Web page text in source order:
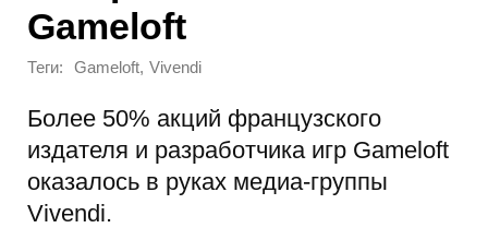
Gameloft
Теги: Gameloft, Vivendi
Более 50% акций французского
издателя и разработчика игр Gameloft
оказалось в руках медиа-группы
Vivendi.